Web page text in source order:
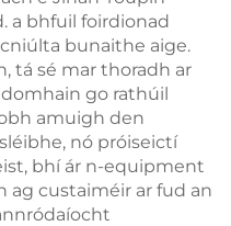
a bhfuil foirdionad
bunaithe aige.
tá sé mar thoradh ar
go rathúil
amuigh den
nó próiseictí
bhí ár n-equipment
ag custaiméir ar fud an